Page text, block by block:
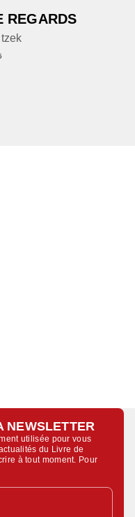
REGARDS
NEWSLETTER
utilisée pour vous
du Livre de
à tout moment. Pour